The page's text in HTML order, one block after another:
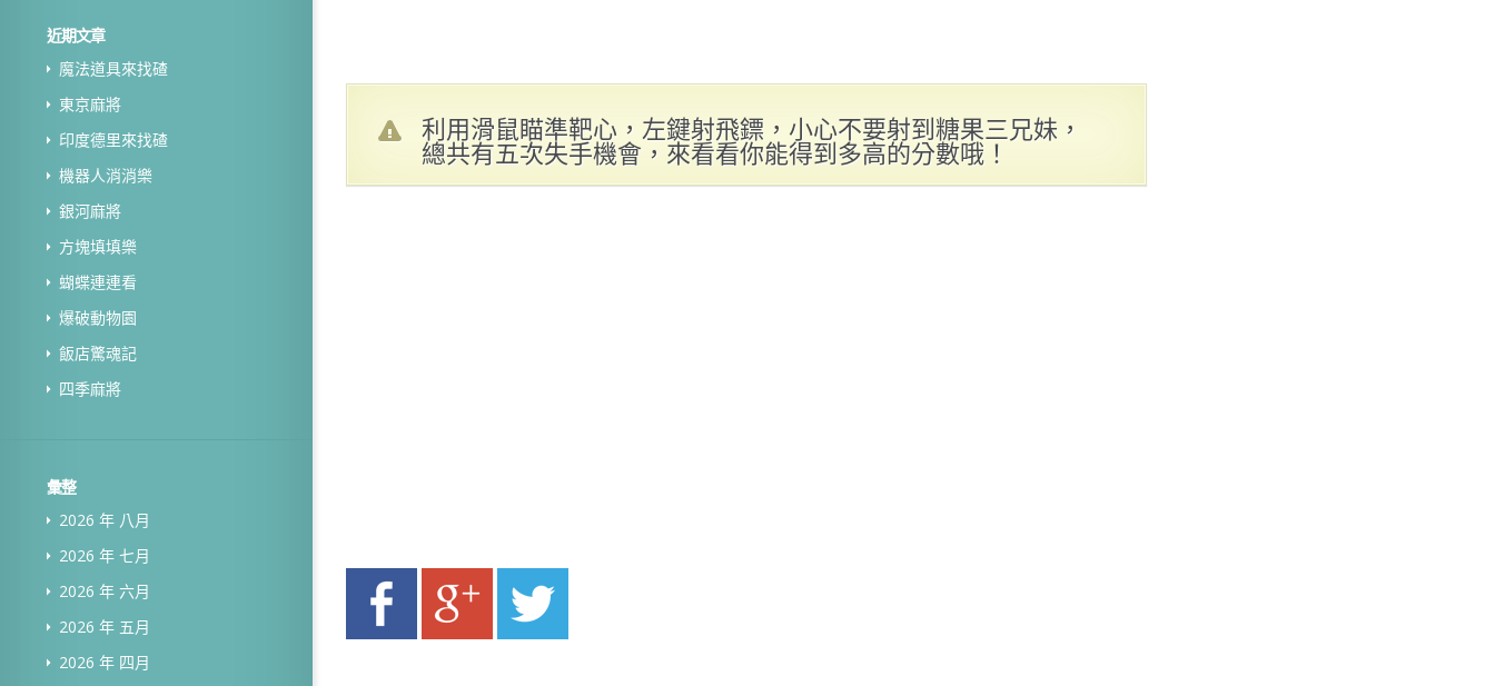
近期文章
魔法道具來找碴
東京麻將
印度德里來找碴
機器人消消樂
銀河麻將
方塊填填樂
蝴蝶連連看
爆破動物園
飯店驚魂記
四季麻將
彙整
2026 年 八月
2026 年 七月
2026 年 六月
2026 年 五月
2026 年 四月
利用滑鼠瞄準靶心，左鍵射飛鏢，小心不要射到糖果三兄妹，
總共有五次失手機會，來看看你能得到多高的分數哦！